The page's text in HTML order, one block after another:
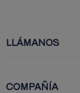
LLÁMANOS
COMPAÑÍA